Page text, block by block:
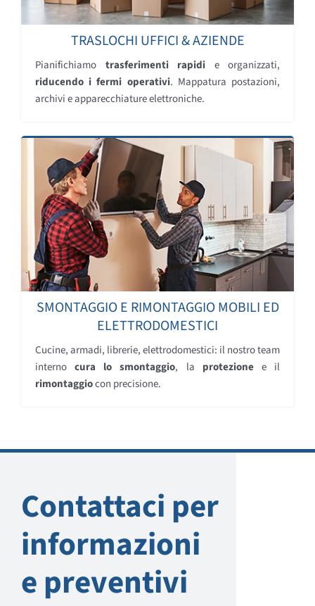
TRASLOCHI UFFICI & AZIENDE
Pianifichiamo trasferimenti rapidi e organizzati,
riducendo i fermi operativi. Mappatura postazioni,
archivi e apparecchiature elettroniche.
SMONTAGGIO E RIMONTAGGIO MOBILI ED
ELETTRODOMESTICI
Cucine, armadi, librerie, elettrodomestici: il nostro team
internocura lo smontaggio, la protezionee il
rimontaggiocon precisione.
Contattaci per
informazioni
e preventivi